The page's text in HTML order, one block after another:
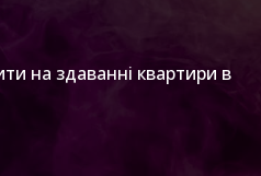
на здаванні квартири в